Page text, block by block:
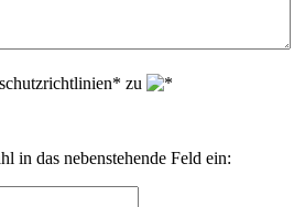
zu
in das nebenstehende Feld ein: